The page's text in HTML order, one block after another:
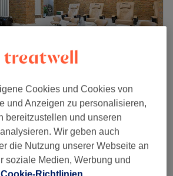
3689 Bewertungen
Auf Karte anzeigen
Neues Set
ab 34 €
Cookies und Cookies von
und Anzeigen zu personalisieren,
bereitzustellen und unseren
Wir geben auch
die Nutzung unserer Webseite an
soziale Medien, Werbung und